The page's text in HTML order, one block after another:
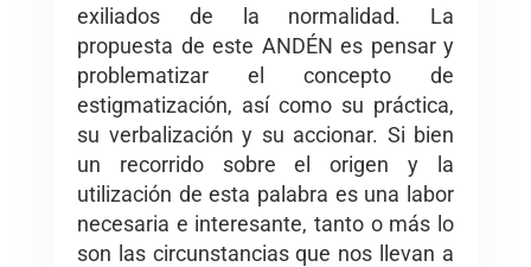
exiliados de la normalidad. La
propuesta de este ANDÉN es pensar y
problematizar el concepto de
estigmatización, así como su práctica,
su verbalización y su accionar. Si bien
un recorrido sobre el origen y la
utilización de esta palabra es una labor
necesaria e interesante, tanto o más lo
son las circunstancias que nos llevan a